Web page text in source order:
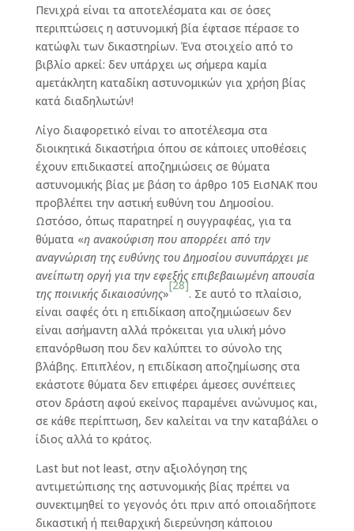
Πενιχρά είναι τα αποτελέσματα και σε όσες
περιπτώσεις η αστυνομική βία έφτασε πέρασε το
κατώφλι των δικαστηρίων. Ένα στοιχείο από το
βιβλίο αρκεί: δεν υπάρχει ως σήμερα καμία
αμετάκλητη καταδίκη αστυνομικών για χρήση βίας
κατά διαδηλωτών!
Λίγο διαφορετικό είναι το αποτέλεσμα στα
διοικητικά δικαστήρια όπου σε κάποιες υποθέσεις
έχουν επιδικαστεί αποζημιώσεις σε θύματα
αστυνομικής βίας με βάση το άρθρο 105 ΕισΝΑΚ που
προβλέπει την αστική ευθύνη του Δημοσίου.
Ωστόσο, όπως παρατηρεί η συγγραφέας, για τα
θύματα «η ανακούφιση που απορρέει από την
αναγνώριση της ευθύνης του Δημοσίου συνυπάρχει με
ανείπωτη οργή για την εφεξής επιβεβαιωμένη απουσία
της ποινικής δικαιοσύνης»
[28]
. Σε αυτό το πλαίσιο,
είναι σαφές ότι η επιδίκαση αποζημιώσεων δεν
είναι ασήμαντη αλλά πρόκειται για υλική μόνο
επανόρθωση που δεν καλύπτει το σύνολο της
βλάβης. Επιπλέον, η επιδίκαση αποζημίωσης στα
εκάστοτε θύματα δεν επιφέρει άμεσες συνέπειες
στον δράστη αφού εκείνος παραμένει ανώνυμος και,
σε κάθε περίπτωση, δεν καλείται να την καταβάλει ο
ίδιος αλλά το κράτος.
Last but not least, στην αξιολόγηση της
αντιμετώπισης της αστυνομικής βίας πρέπει να
συνεκτιμηθεί το γεγονός ότι πριν από οποιαδήποτε
δικαστική ή πειθαρχική διερεύνηση κάποιου